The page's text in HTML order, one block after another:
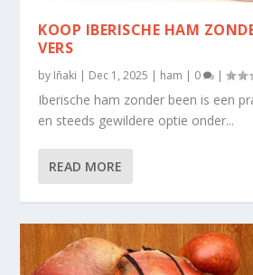
KOOP IBERISCHE HAM
VERS
by Iñaki | Dec 1, 2025 | ham | 0 |
Iberische ham zonder been is een
en steeds gewildere optie onder...
READ MORE